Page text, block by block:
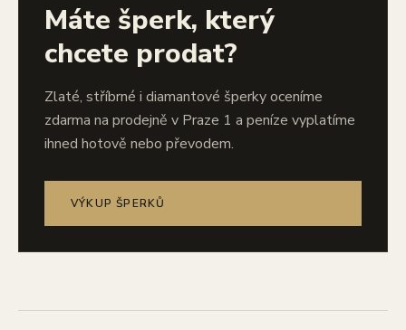
Máte šperk, který
chcete prodat?
Zlaté, stříbrné i diamantové šperky oceníme
zdarma na prodejně v Praze 1 a peníze vyplatíme
ihned hotově nebo převodem.
VÝKUP ŠPERKŮ